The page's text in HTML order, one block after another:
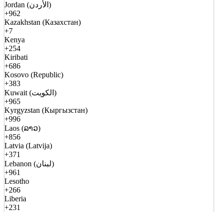
Jordan (الأردن)
+962
Kazakhstan (Казахстан)
+7
Kenya
+254
Kiribati
+686
Kosovo (Republic)
+383
Kuwait (الكويت)
+965
Kyrgyzstan (Кыргызстан)
+996
Laos (ລາວ)
+856
Latvia (Latvija)
+371
Lebanon (لبنان)
+961
Lesotho
+266
Liberia
+231